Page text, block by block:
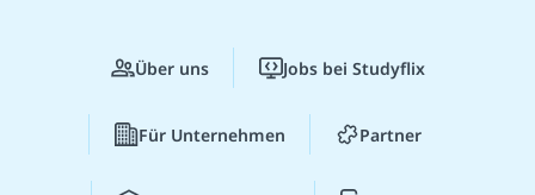
Über uns Jobs bei Studyflix
Für Unternehmen Partner